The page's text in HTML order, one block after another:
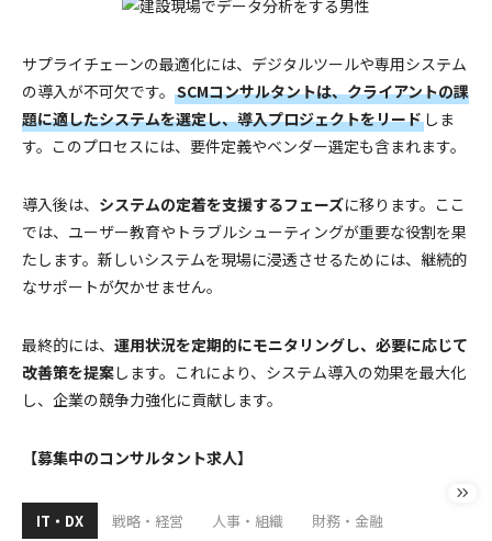
サプライチェーンの最適化には、デジタルツールや専用システム
の導入が不可欠です。 SCMコンサルタントは、クライアントの課
題に適したシステムを選定し、導入プロジェクトをリード しま
す。このプロセスには、要件定義やベンダー選定も含まれます。
導入後は、 システムの定着を支援するフェーズに移ります。ここ
では、ユーザー教育やトラブルシューティングが重要な役割を果
たします。新しいシステムを現場に浸透させるためには、継続的
なサポートが欠かせません。
最終的には、 運用状況を定期的にモニタリングし、必要に応じて
改善策を提案します。これにより、システム導入の効果を最大化
し、企業の競争力強化に貢献します。
【募集中のコンサルタント求人】
IT・DX 戦略・経営 人事・組織 財務・金融